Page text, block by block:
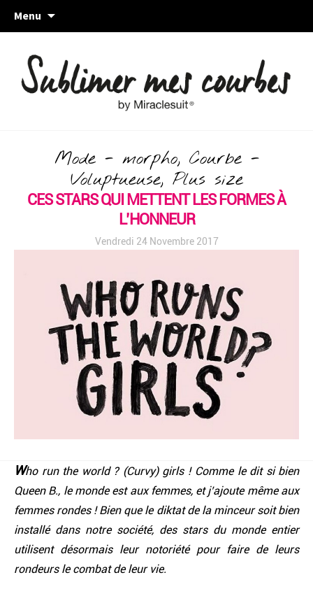
Menu
Mode - morpho, Courbe -
Voluptueuse, Plus size
CES STARS QUI METTENT LES FORMES À
L’HONNEUR
Vendredi 24 Novembre 2017
Who run the world ? (Curvy) girls ! Comme le dit si bien
Queen B., le monde est aux femmes, et j’ajoute même aux
femmes rondes !Bien que le diktat de la minceur soit bien
installé dans notre société, des stars du monde entier
utilisent désormais leur notoriété pour faire de leurs
rondeurs le combat de leur vie.